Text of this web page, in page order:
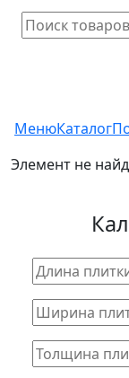
МенюКаталог
Элемент не